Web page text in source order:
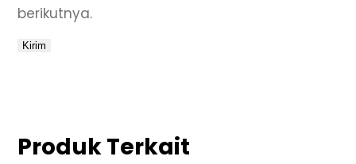
berikutnya.
Produk Terkait